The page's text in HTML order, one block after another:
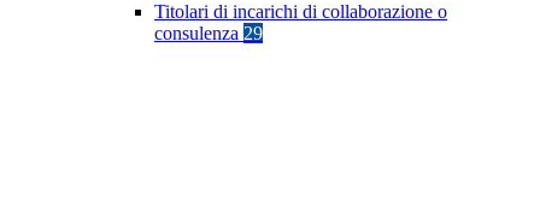
Titolari di incarichi di collaborazione o
consulenza 29